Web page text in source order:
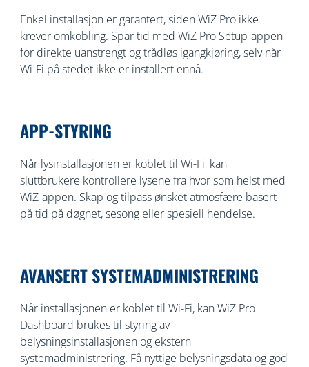
Enkel installasjon er garantert, siden WiZ Pro ikke
krever omkobling. Spar tid med WiZ Pro Setup-appen
for direkte uanstrengt og trådløs igangkjøring, selv når
Wi-Fi på stedet ikke er installert ennå.
APP-STYRING
Når lysinstallasjonen er koblet til Wi-Fi, kan
sluttbrukere kontrollere lysene fra hvor som helst med
WiZ-appen. Skap og tilpass ønsket atmosfære basert
på tid på døgnet, sesong eller spesiell hendelse.
AVANSERT SYSTEMADMINISTRERING
Når installasjonen er koblet til Wi-Fi, kan WiZ Pro
Dashboard brukes til styring av
belysningsinstallasjonen og ekstern
systemadministrering. Få nyttige belysningsdata og god